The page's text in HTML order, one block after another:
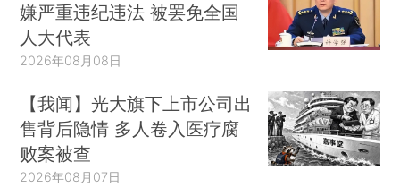
嫌严重违纪违法 被罢免全国
人大代表
2026年08月08日
【我闻】光大旗下上市公司出
售背后隐情 多人卷入医疗腐
败案被查
2026年08月07日